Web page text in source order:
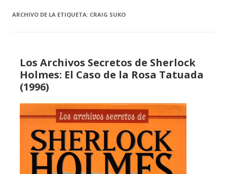
ARCHIVO DE LA ETIQUETA: CRAIG SUKO
Los Archivos Secretos de Sherlock
Holmes: El Caso de la Rosa Tatuada
(1996)